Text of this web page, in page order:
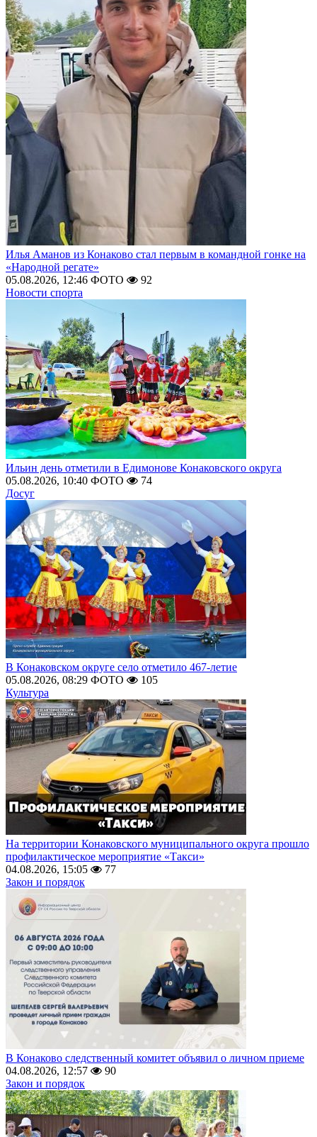
Илья Аманов из Конаково стал первым в командной гонке на
«Народной регате»
05.08.2026, 12:46 ФОТО
92
Новости спорта
Ильин день отметили в Едимонове Конаковского округа
05.08.2026, 10:40 ФОТО
74
Досуг
В Конаковском округе село отметило 467-летие
05.08.2026, 08:29 ФОТО
105
Культура
На территории Конаковского муниципального округа прошло
профилактическое мероприятие «Такси»
04.08.2026, 15:05
77
Закон и порядок
В Конаково следственный комитет объявил о личном приеме
04.08.2026, 12:57
90
Закон и порядок